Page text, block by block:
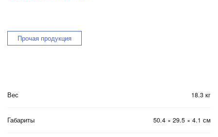
Прочая продукция
Вес 18.3 кг
Габариты 50.4 × 29.5 × 4.1 см